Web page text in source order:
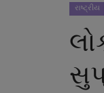
રાષ્ટ્રીય